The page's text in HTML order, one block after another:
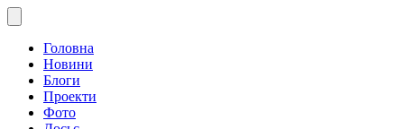
Головна
Новини
Блоги
Проекти
Фото